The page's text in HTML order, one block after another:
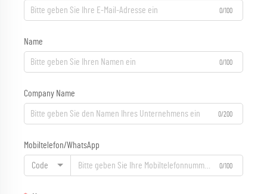
0/100
Name
0/100
Company Name
0/200
Mobiltelefon/WhatsApp
Code 0/100